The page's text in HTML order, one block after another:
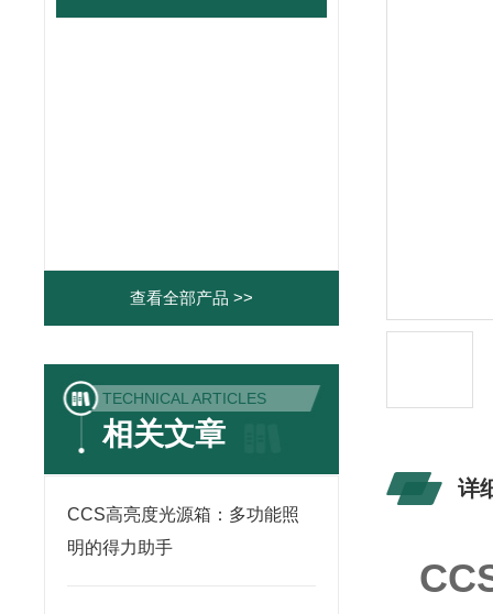
查看全部产品 >>
TECHNICAL ARTICLES
相关文章
CCS高亮度光源箱：多功能照
明的得力助手
详